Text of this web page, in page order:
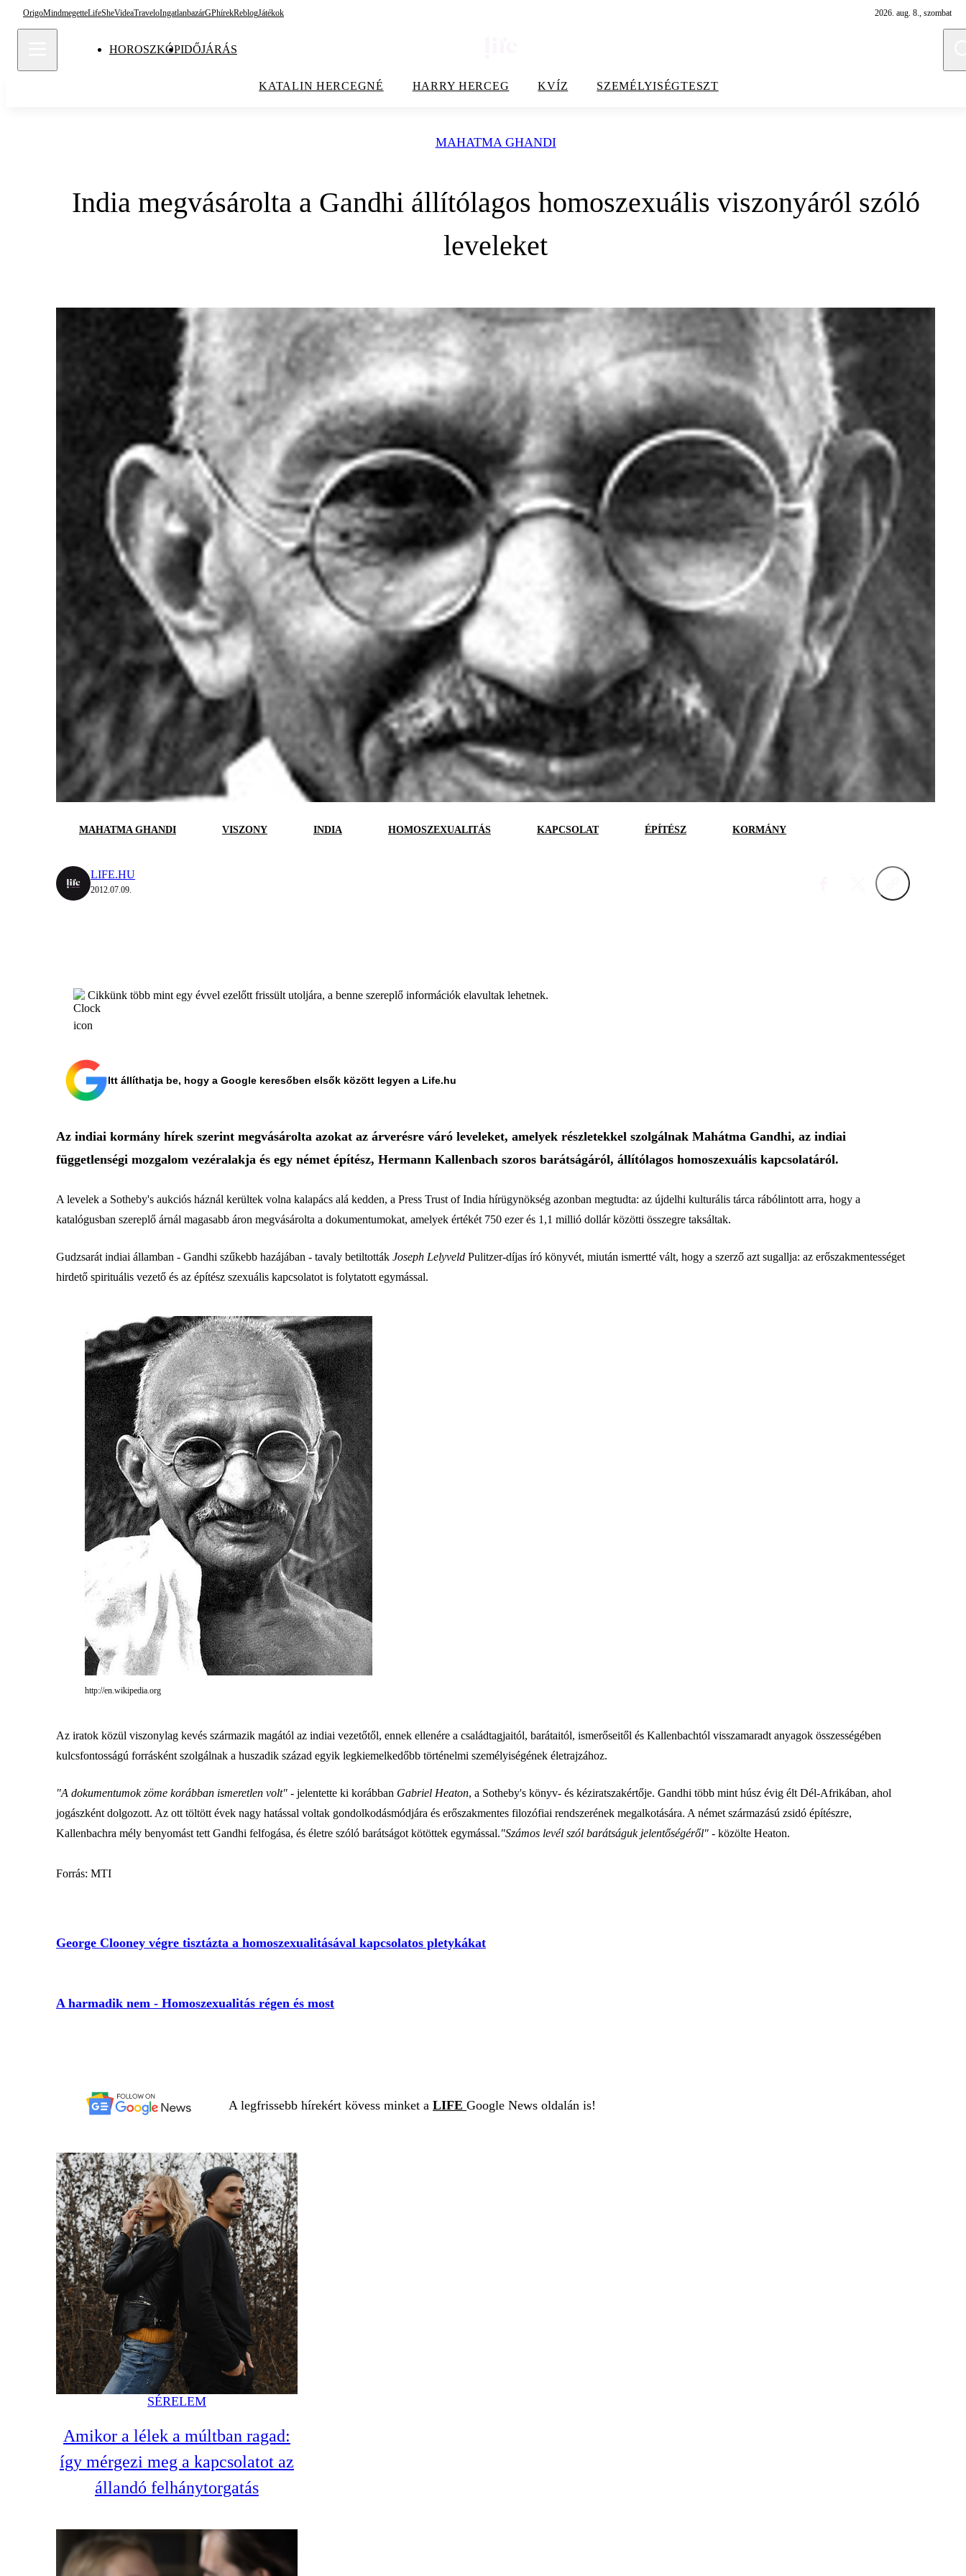
OrigoMindmegetteLifeSheVideaTraveloIngatlanbazárGPhírekReblogJátékok 2026. aug. 8., szombat
HOROSZKÓPIDŐJÁRÁS
KATALIN HERCEGNÉ HARRY HERCEG KVÍZ SZEMÉLYISÉGTESZT
MAHATMA GHANDI
India megvásárolta a Gandhi állítólagos homoszexuális viszonyáról szóló
leveleket
MAHATMA GHANDI VISZONY INDIA HOMOSZEXUALITÁS KAPCSOLAT ÉPÍTÉSZ KORMÁNY
LIFE.HU
2012.07.09.
Cikkünk több mint egy évvel ezelőtt frissült utoljára, a benne szereplő információk elavultak lehetnek.
Itt állíthatja be, hogy a Google keresőben elsők között legyen a Life.hu
Az indiai kormány hírek szerint megvásárolta azokat az árverésre váró leveleket, amelyek részletekkel szolgálnak Mahátma Gandhi, az indiai
függetlenségi mozgalom vezéralakja és egy német építész, Hermann Kallenbach szoros barátságáról, állítólagos homoszexuális kapcsolatáról.
A levelek a Sotheby's aukciós háznál kerültek volna kalapács alá kedden, a Press Trust of India hírügynökség azonban megtudta: az újdelhi kulturális tárca rábólintott arra, hogy a
katalógusban szereplő árnál magasabb áron megvásárolta a dokumentumokat, amelyek értékét 750 ezer és 1,1 millió dollár közötti összegre taksáltak.
Gudzsarát indiai államban - Gandhi szűkebb hazájában - tavaly betiltották Joseph Lelyveld Pulitzer-díjas író könyvét, miután ismertté vált, hogy a szerző azt sugallja: az erőszakmentességet
hirdető spirituális vezető és az építész szexuális kapcsolatot is folytatott egymással.
http://en.wikipedia.org
Az iratok közül viszonylag kevés származik magától az indiai vezetőtől, ennek ellenére a családtagjaitól, barátaitól, ismerőseitől és Kallenbachtól visszamaradt anyagok összességében
kulcsfontosságú forrásként szolgálnak a huszadik század egyik legkiemelkedőbb történelmi személyiségének életrajzához.
"A dokumentumok zöme korábban ismeretlen volt" - jelentette ki korábban Gabriel Heaton, a Sotheby's könyv- és kéziratszakértője. Gandhi több mint húsz évig élt Dél-Afrikában, ahol
jogászként dolgozott. Az ott töltött évek nagy hatással voltak gondolkodásmódjára és erőszakmentes filozófiai rendszerének megalkotására. A német származású zsidó építészre,
Kallenbachra mély benyomást tett Gandhi felfogása, és életre szóló barátságot kötöttek egymással."Számos levél szól barátságuk jelentőségéről" - közölte Heaton.
Forrás: MTI
George Clooney végre tisztázta a homoszexualitásával kapcsolatos pletykákat
A harmadik nem - Homoszexualitás régen és most
A legfrissebb hírekért kövess minket a LIFE Google News oldalán is!
SÉRELEM
Amikor a lélek a múltban ragad:
így mérgezi meg a kapcsolatot az
állandó felhánytorgatás